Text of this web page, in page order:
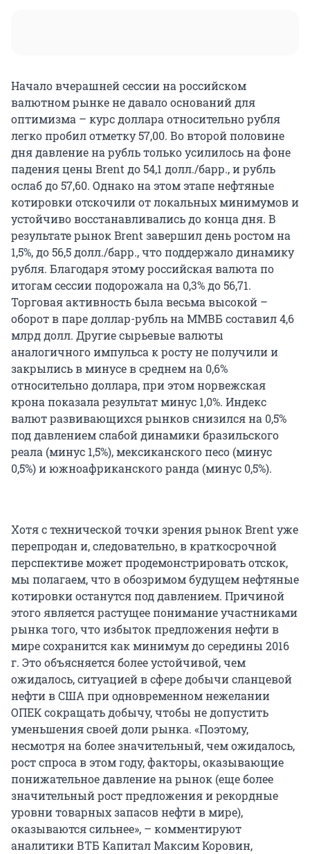
Начало вчерашней сессии на российском
валютном рынке не давало оснований для
оптимизма – курс доллара относительно рубля
легко пробил отметку 57,00. Во второй половине
дня давление на рубль только усилилось на фоне
падения цены Brent до 54,1 долл./барр., и рубль
ослаб до 57,60. Однако на этом этапе нефтяные
котировки отскочили от локальных минимумов и
устойчиво восстанавливались до конца дня. В
результате рынок Brent завершил день ростом на
1,5%, до 56,5 долл./барр., что поддержало динамику
рубля. Благодаря этому российская валюта по
итогам сессии подорожала на 0,3% до 56,71.
Торговая активность была весьма высокой –
оборот в паре доллар-рубль на ММВБ составил 4,6
млрд долл. Другие сырьевые валюты
аналогичного импульса к росту не получили и
закрылись в минусе в среднем на 0,6%
относительно доллара, при этом норвежская
крона показала результат минус 1,0%. Индекс
валют развивающихся рынков снизился на 0,5%
под давлением слабой динамики бразильского
реала (минус 1,5%), мексиканского песо (минус
0,5%) и южноафриканского ранда (минус 0,5%).
Хотя с технической точки зрения рынок Brent уже
перепродан и, следовательно, в краткосрочной
перспективе может продемонстрировать отскок,
мы полагаем, что в обозримом будущем нефтяные
котировки останутся под давлением. Причиной
этого является растущее понимание участниками
рынка того, что избыток предложения нефти в
мире сохранится как минимум до середины 2016
г. Это объясняется более устойчивой, чем
ожидалось, ситуацией в сфере добычи сланцевой
нефти в США при одновременном нежелании
ОПЕК сокращать добычу, чтобы не допустить
уменьшения своей доли рынка. «Поэтому,
несмотря на более значительный, чем ожидалось,
рост спроса в этом году, факторы, оказывающие
понижательное давление на рынок (еще более
значительный рост предложения и рекордные
уровни товарных запасов нефти в мире),
оказываются сильнее», – комментируют
аналитики ВТБ Капитал Максим Коровин,